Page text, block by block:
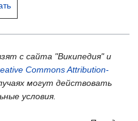
с сайта "Википедия" и
Commons Attribution-
могут действовать
условия.